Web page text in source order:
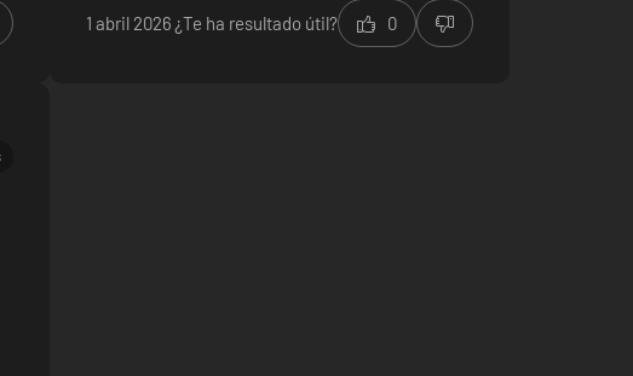
1 abril 2026 ¿Te ha resultado útil? 0